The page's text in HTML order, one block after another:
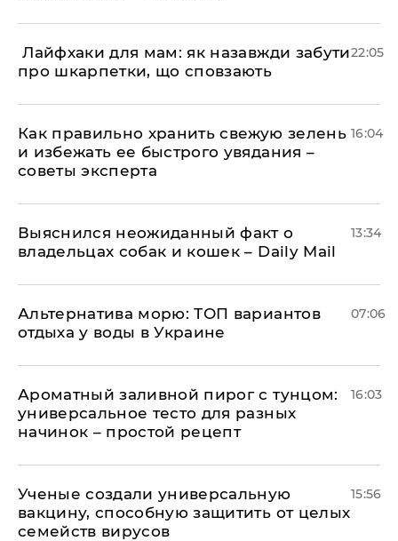
​ Лайфхаки для мам: як назавжди забути
про шкарпетки, що сповзають
22:05
Как правильно хранить свежую зелень
и избежать ее быстрого увядания –
советы эксперта
16:04
Выяснился неожиданный факт о
владельцах собак и кошек – Daily Mail
13:34
Альтернатива морю: ТОП вариантов
отдыха у воды в Украине
07:06
Ароматный заливной пирог с тунцом:
универсальное тесто для разных
начинок – простой рецепт
16:03
Ученые создали универсальную
вакцину, способную защитить от целых
семейств вирусов
15:56